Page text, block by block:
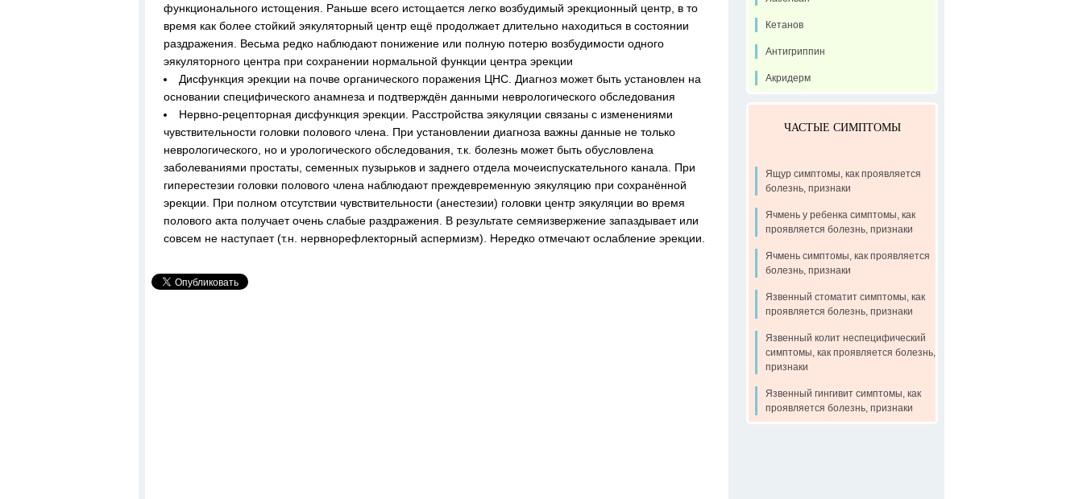
функционального истощения. Раньше всего истощается легко возбудимый эрекционный центр, в то
время как более стойкий эякуляторный центр ещё продолжает длительно находиться в состоянии
раздражения. Весьма редко наблюдают понижение или полную потерю возбудимости одного
эякуляторного центра при сохранении нормальной функции центра эрекции
Дисфункция эрекции на почве органического поражения ЦНС. Диагноз может быть установлен на
основании специфического анамнеза и подтверждён данными неврологического обследования
Нервно-рецепторная дисфункция эрекции. Расстройства эякуляции связаны с изменениями
чувствительности головки полового члена. При установлении диагноза важны данные не только
неврологического, но и урологического обследования, т.к. болезнь может быть обусловлена
заболеваниями простаты, семенных пузырьков и заднего отдела мочеиспускательного канала. При
гиперестезии головки полового члена наблюдают преждевременную эякуляцию при сохранённой
эрекции. При полном отсутствии чувствительности (анестезии) головки центр эякуляции во время
полового акта получает очень слабые раздражения. В результате семяизвержение запаздывает или
совсем не наступает (т.н. нервнорефлекторный аспермизм). Нередко отмечают ослабление эрекции.
Кетанов
Антигриппин
Акридерм
ЧАСТЫЕ СИМПТОМЫ
Ящур симптомы, как проявляется
болезнь, признаки
Ячмень у ребенка симптомы, как
проявляется болезнь, признаки
Ячмень симптомы, как проявляется
болезнь, признаки
Язвенный стоматит симптомы, как
проявляется болезнь, признаки
Язвенный колит неспецифический
симптомы, как проявляется болезнь,
признаки
Язвенный гингивит симптомы, как
проявляется болезнь, признаки